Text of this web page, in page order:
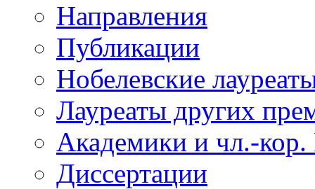
Направления
Публикации
Нобелевские
Лауреаты других
Академики и чл.-
Диссертации